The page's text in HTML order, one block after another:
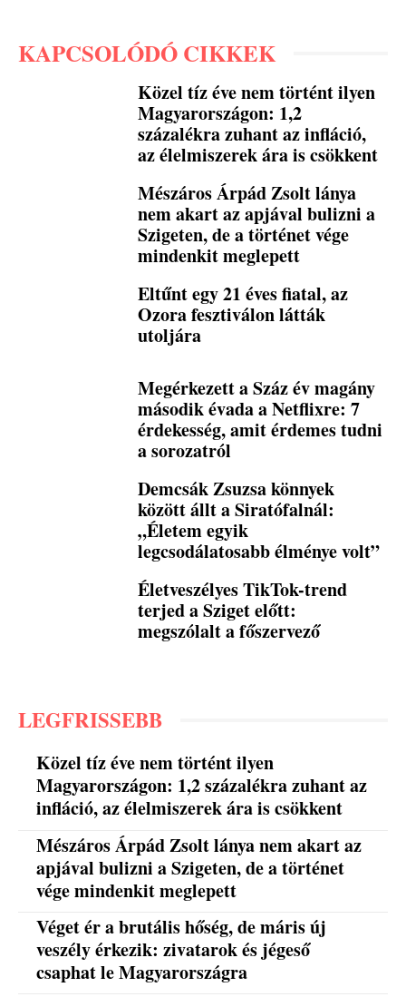
KAPCSOLÓDÓ CIKKEK
Közel tíz éve nem történt ilyen
Magyarországon: 1,2
százalékra zuhant az infláció,
az élelmiszerek ára is csökkent
Mészáros Árpád Zsolt lánya
nem akart az apjával bulizni a
Szigeten, de a történet vége
mindenkit meglepett
Eltűnt egy 21 éves fiatal, az
Ozora fesztiválon látták
utoljára
Megérkezett a Száz év magány
második évada a Netflixre: 7
érdekesség, amit érdemes tudni
a sorozatról
Demcsák Zsuzsa könnyek
között állt a Siratófalnál:
„Életem egyik
legcsodálatosabb élménye volt”
Életveszélyes TikTok-trend
terjed a Sziget előtt:
megszólalt a főszervező
LEGFRISSEBB
Közel tíz éve nem történt ilyen
Magyarországon: 1,2 százalékra zuhant az
infláció, az élelmiszerek ára is csökkent
Mészáros Árpád Zsolt lánya nem akart az
apjával bulizni a Szigeten, de a történet
vége mindenkit meglepett
Véget ér a brutális hőség, de máris új
veszély érkezik: zivatarok és jégeső
csaphat le Magyarországra